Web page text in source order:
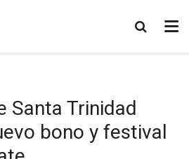
Santa Trinidad
bono y festival